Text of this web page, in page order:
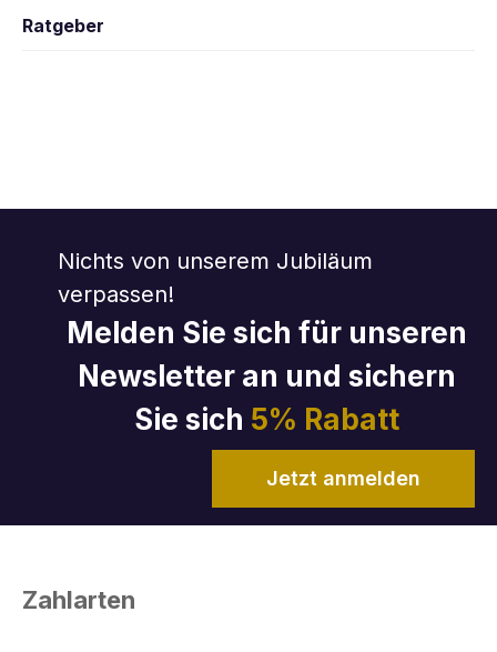
Ratgeber
Nichts von unserem Jubiläum
verpassen!
Melden Sie sich für unseren
Newsletter an und sichern
Sie sich 5% Rabatt
Jetzt anmelden
Zahlarten